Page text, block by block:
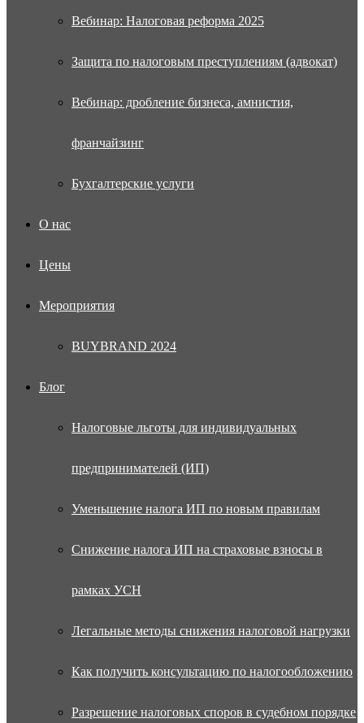
Вебинар: Налоговая реформа 2025
Защита по налоговым преступлениям (адвокат)
Вебинар: дробление бизнеса, амнистия,
франчайзинг
Бухгалтерские услуги
О нас
Цены
Мероприятия
BUYBRAND 2024
Блог
Налоговые льготы для индивидуальных
предпринимателей (ИП)
Уменьшение налога ИП по новым правилам
Снижение налога ИП на страховые взносы в
рамках УСН
Легальные методы снижения налоговой нагрузки
Как получить консультацию по налогообложению
Разрешение налоговых споров в судебном порядке